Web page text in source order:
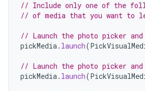
// Include only one of the
// of media that you want to
// Launch the photo picker
pickMedia. launch(
// Launch the photo picker
pickMedia. launch(